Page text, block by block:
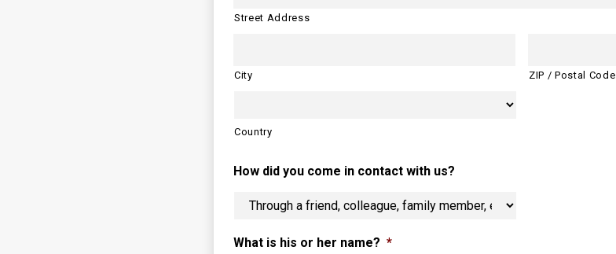
Street Address
City ZIP / Postal Code
Country
How did you come in contact with us?
What is his or her name? *